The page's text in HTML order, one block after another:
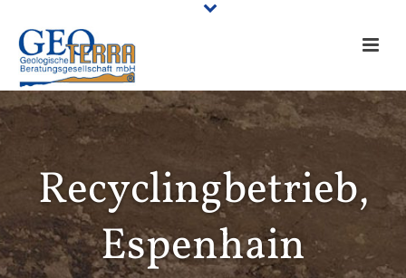
Recycling­betrieb,
Espenhain